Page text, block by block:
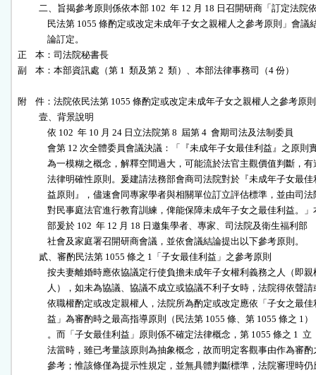
二、旨揭參考原則係依本部 102  年 12 月 18 日召開研商「訂定法院
民法第 1055 條酌定或改定未成年子女之親權人之參考原則」會議
              論訂定。
正    本：司法院秘書長
副    本：本部資訊處（第 1  類及第 2  類）、本部法律事務司（4 份）
附    件：法院依民法第 1055 條酌定或改定未成年子女之親權人之參考原則
          壹、背景說明
              依 102  年 10 月 24 日立法院第 8  屆第 4  會期司法及法制委員
會第 12 次全體委員會議決議：「『未成年子女最佳利益』之原則
為一模糊之概念，解釋空間過大，可能流於法官主觀價值判斷，有
法律明確性原則。爰建請法務部會商司法院對於『未成年子女最佳
益原則』，儘速會同專家學者與相關單位訂立評估標準，並由司法
對民事庭法官進行教育訓練，俾能保障未成年子女之最佳利益。」
              部爰於 102  年 12 月 18 日邀集學者、專家、司法院及衛生福利部
              社會及家庭署召開研商會議，並依會議結論提出以下參考原則。
          貳、審酌民法第 1055 條之 1「子女最佳利益」之參考原則
按夫妻離婚時應依協議定行使負擔未成年子女權利義務之人（即親
人），如未為協議、協議不成立或協議不利子女時，法院得依聲請
依職權酌定或改定親權人，法院所為酌定或改定應依「子女之最佳
              益」為審酌時之最高指導原則（民法第 1055 條、第 1055 條之 1）
              。而「子女最佳利益」原則係不確定法律概念，第 1055 條之 1  立
法當時，雖已考量該原則為抽象概念，故而明定客觀事由作為審酌
參考；惟該條僅為提示性規定，並無具體判斷標準，法院審理時仍